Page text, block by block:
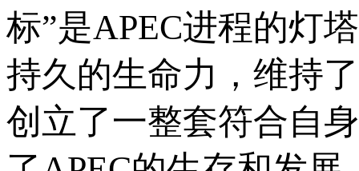
标”是APEC进程的灯
持久的生命力，维持
创立了一整套符合自